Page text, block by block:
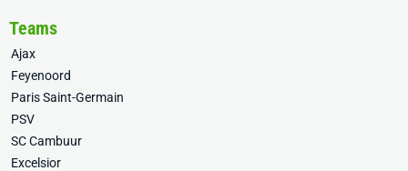
Teams
Ajax
Feyenoord
Paris Saint-Germain
PSV
SC Cambuur
Excelsior